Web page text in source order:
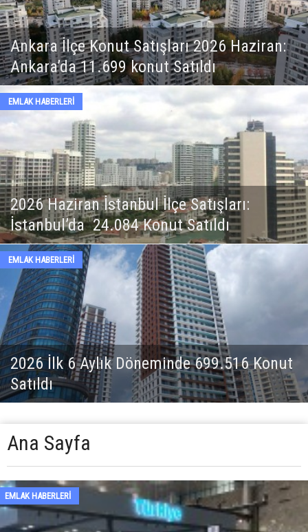
Haziran:
Konut
2026’da Arsa
Faktör: Bölgesel
Analiz
Antalya’da Örtü Altı
Birim Fiyatlarını Etkiliyor
ARSA - ARAZİ
Sapanca’da Arazi
ARSA - ARAZİ
Ana Sayfa
EMLAK HABERLERI